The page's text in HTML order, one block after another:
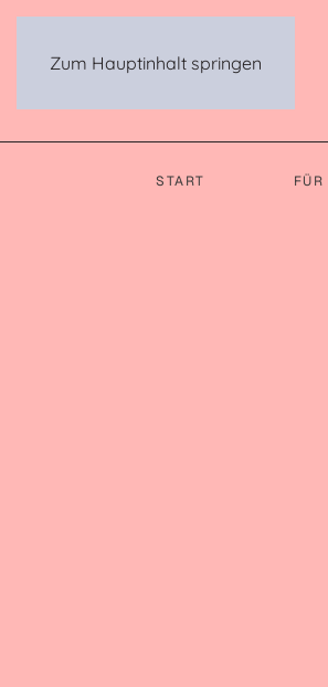
Zum Hauptinhalt springen
START FÜR